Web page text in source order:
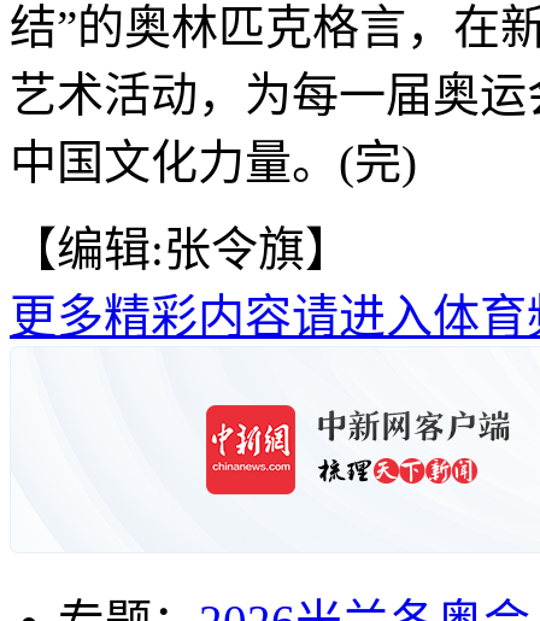
结”的奥林匹克格言，在
艺术活动，为每一届奥
中国文化力量。(完)
【编辑:张令旗】
更多精彩内容请进入体育